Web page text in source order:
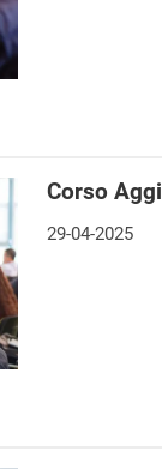
Corso
29-04-2025